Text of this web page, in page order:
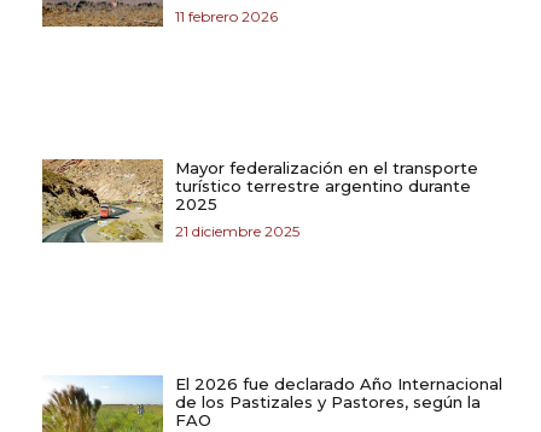
11 febrero 2026
Mayor federalización en el transporte
turístico terrestre argentino durante
2025
21 diciembre 2025
El 2026 fue declarado Año Internacional
de los Pastizales y Pastores, según la
FAO